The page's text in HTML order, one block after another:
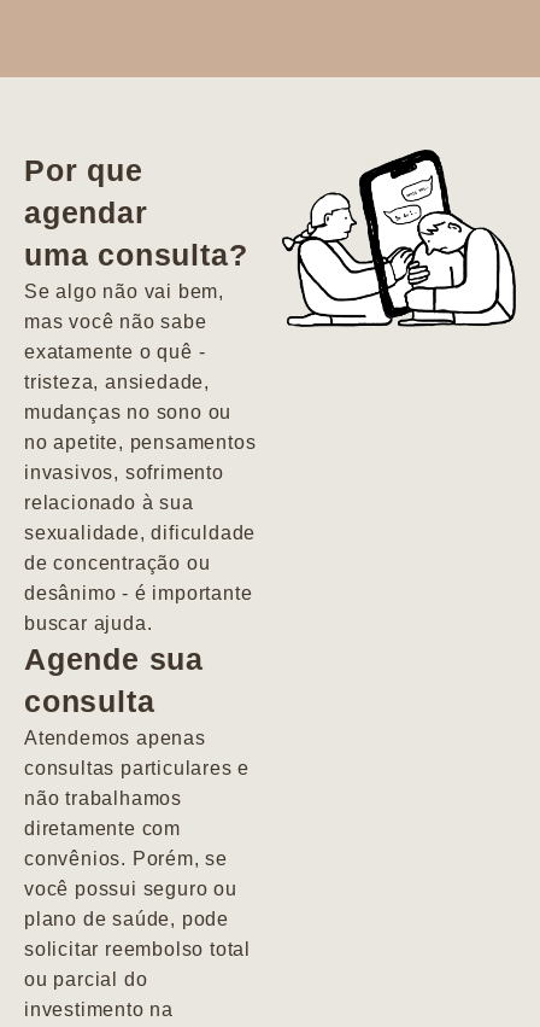
vida. Ela me
encontrou num
estado misto de
depressão e
agitação com
pensamentos
Por que
agendar
uma consulta?
Se algo não vai bem,
mas você não sabe
exatamente o quê -
tristeza, ansiedade,
mudanças no sono ou
no apetite, pensamentos
invasivos, sofrimento
relacionado à sua
sexualidade, dificuldade
de concentração ou
desânimo - é importante
buscar ajuda.
Agende sua
consulta
Atendemos apenas
consultas particulares e
não trabalhamos
diretamente com
convênios. Porém, se
você possui seguro ou
plano de saúde, pode
solicitar reembolso total
ou parcial do
investimento na